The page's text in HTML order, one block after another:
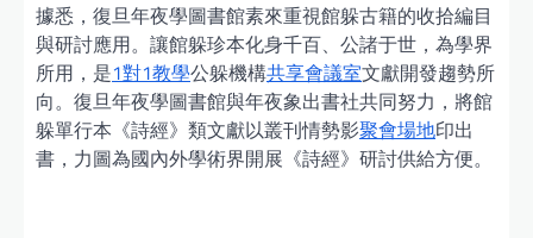
據悉，復旦年夜學圖書館素來重視館躲古籍的收拾編目
與研討應用。讓館躲珍本化身千百、公諸于世，為學界
所用，是1對1教學公躲機構共享會議室文獻開發趨勢所
向。復旦年夜學圖書館與年夜象出書社共同努力，將館
躲單行本《詩經》類文獻以叢刊情勢影聚會場地印出
書，力圖為國內外學術界開展《詩經》研討供給方便。